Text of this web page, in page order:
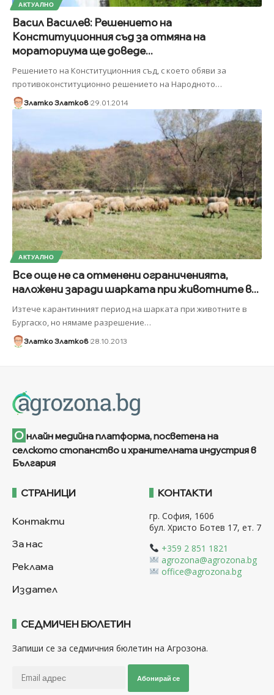
АКТУАЛНО
Васил Василев: Решението на
Конституционния съд за отмяна на
мораториума ще доведе...
Решението на Конституционния съд, с което обяви за
противоконституционно решението на Народното…
Златко Златков 29.01.2014
АКТУАЛНО
Все още не са отменени ограниченията,
наложени заради шарката при животните в...
Изтече карантинният период на шарката при животните в
Бургаско, но нямаме разрешение…
Златко Златков 28.10.2013
О нлайн медийна платформа, посветена на
селското стопанство и хранителната индустрия в
България
СТРАНИЦИ
Контакти
За нас
Реклама
Издател
КОНТАКТИ
гр. София, 1606
бул. Христо Ботев 17, ет. 7
+359 2 851 1821
agrozona@agrozona.bg
office@agrozona.bg
СЕДМИЧЕН БЮЛЕТИН
Запиши се за седмичния бюлетин на Агрозона.
Абонирай се